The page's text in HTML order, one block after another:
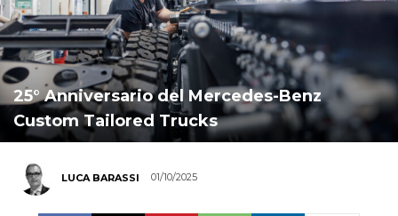
25° Anniversario del Mercedes-Benz
Custom Tailored Trucks
LUCA BARASSI 01/10/2025